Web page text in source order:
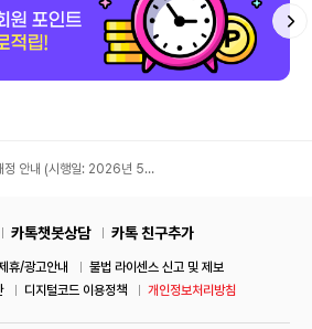
정 안내 (시행일: 2026년 5월
카톡챗봇상담 카톡 친구추가
휴/광고안내
불법 라이센스 신고 및 제보
디지털코드 이용정책 개인정보처리방침